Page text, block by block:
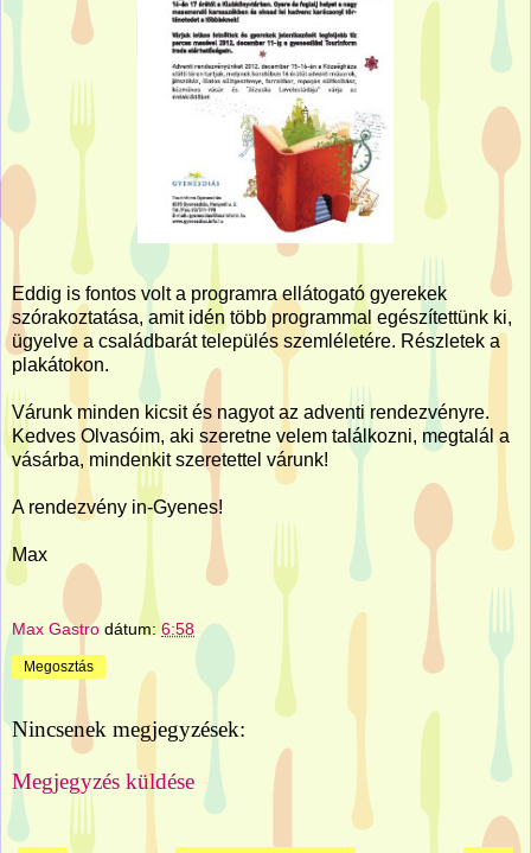
Eddig is fontos volt a programra ellátogató gyerekek
szórakoztatása, amit idén több programmal egészítettünk ki,
ügyelve a családbarát település szemléletére. Részletek a
plakátokon.
Várunk minden kicsit és nagyot az adventi rendezvényre.
Kedves Olvasóim, aki szeretne velem találkozni, megtalál a
vásárba, mindenkit szeretettel várunk!
A rendezvény in-Gyenes!
Max
Max Gastro dátum:6:58
Megosztás
Nincsenek megjegyzések:
Megjegyzés küldése